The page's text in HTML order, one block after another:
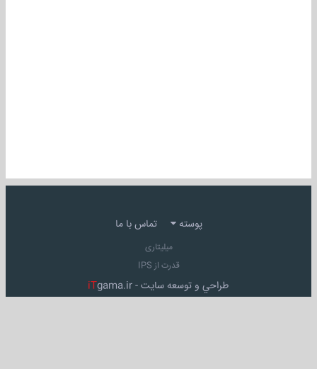
پوسته تماس با ما
میلیتاری
قدرت از IPS
طراحي و توسعه سايت - iTgama.ir